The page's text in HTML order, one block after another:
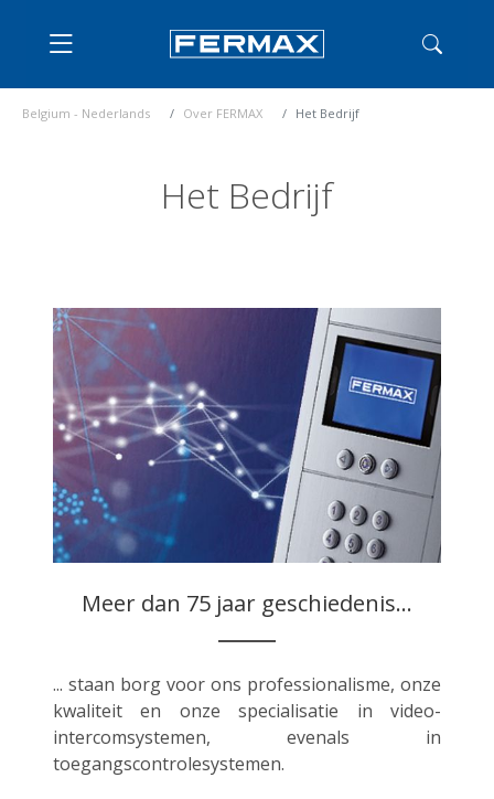
Belgium - Nederlands Over FERMAX Het Bedrijf
Het Bedrijf
Meer dan 75 jaar geschiedenis...
... staan borg voor ons professionalisme, onze
kwaliteit en onze specialisatie in video-
intercomsystemen, evenals in
toegangscontrolesystemen.